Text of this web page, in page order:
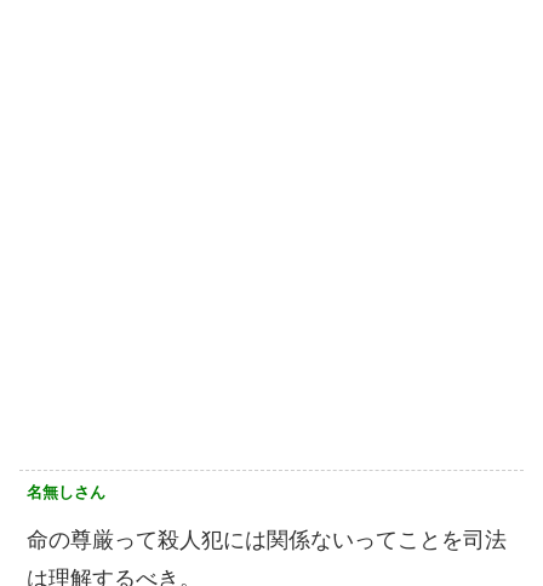
名無しさん
命の尊厳って殺人犯には関係ないってことを司法
は理解するべき。